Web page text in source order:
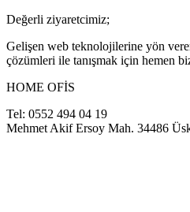
Değerli ziyaretcimiz;
Gelişen web teknolojilerine yön
çözümleri ile tanışmak için hemen
HOME OFİS
Tel: 0552 494 04 19
Mehmet Akif Ersoy Mah. 34486